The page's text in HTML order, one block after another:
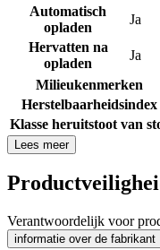
Automatisch
opladen
Ja
Hervatten na
opladen
Ja
Milieukenmerken
Herstelbaarheidsindex
Klasse heruitstoot van
Lees meer
Verantwoordelijk voor
informatie over de fabrikant